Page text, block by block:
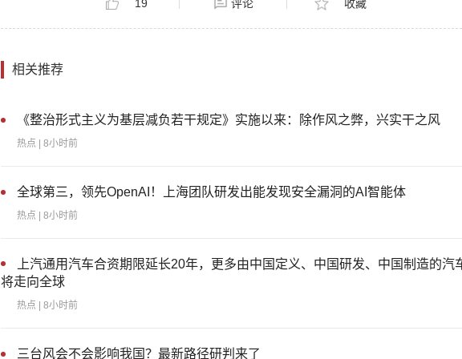
19 评论 收藏
相关推荐
《整治形式主义为基层减负若干规定》实施以来：除作风之弊，兴实干之风
热点 | 8小时前
全球第三，领先OpenAI！上海团队研发出能发现安全漏洞的AI智能体
热点 | 8小时前
上汽通用汽车合资期限延长20年，更多由中国定义、中国研发、中国制造的汽
将走向全球
热点 | 8小时前
三台风会不会影响我国？最新路径研判来了